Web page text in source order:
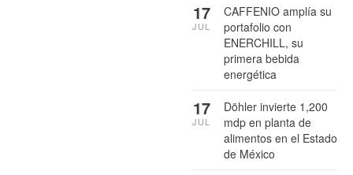
CAFFENIO amplía su
portafolio con
ENERCHILL, su
primera bebida
energética
17
JUL
Döhler invierte 1,200
mdp en planta de
alimentos en el Estado
de México
17
JUL